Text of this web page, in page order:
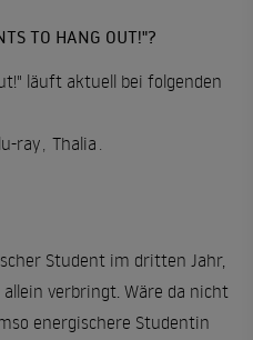
TO HANG OUT!"?
läuft aktuell bei folgenden
ray Thalia
Student im dritten Jahr,
verbringt. Wäre da nicht
energischere Studentin